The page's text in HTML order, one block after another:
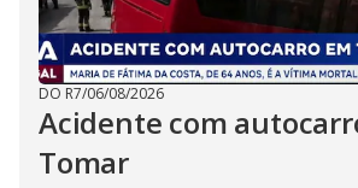
DO R7/06/08/2026
Acidente com
Tomar